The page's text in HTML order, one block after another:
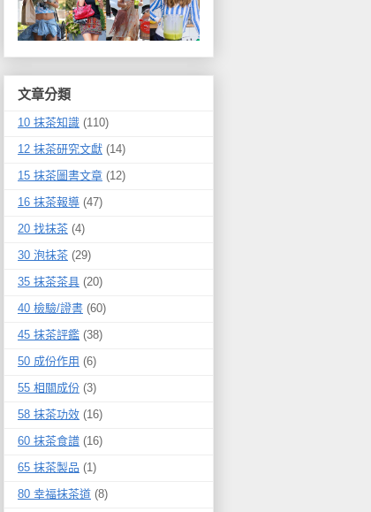
文章分類
10 抹茶知識 (110)
12 抹茶研究文獻 (14)
15 抹茶圖書文章 (12)
16 抹茶報導 (47)
20 找抹茶 (4)
30 泡抹茶 (29)
35 抹茶茶具 (20)
40 檢驗/證書 (60)
45 抹茶評鑑 (38)
50 成份作用 (6)
55 相關成份 (3)
58 抹茶功效 (16)
60 抹茶食譜 (16)
65 抹茶製品 (1)
80 幸福抹茶道 (8)